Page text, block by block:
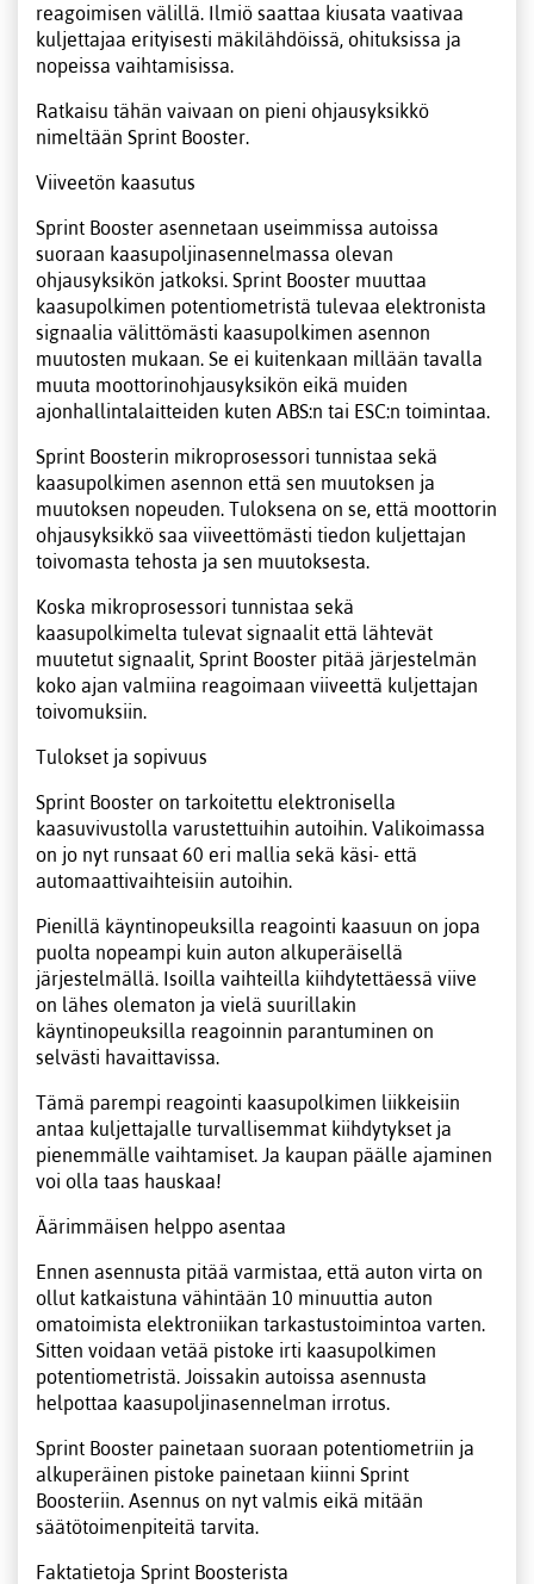
reagoimisen välillä. Ilmiö saattaa kiusata vaativaa
kuljettajaa erityisesti mäkilähdöissä, ohituksissa ja
nopeissa vaihtamisissa.
Ratkaisu tähän vaivaan on pieni ohjausyksikkö
nimeltään Sprint Booster.
Viiveetön kaasutus
Sprint Booster asennetaan useimmissa autoissa
suoraan kaasupoljinasennelmassa olevan
ohjausyksikön jatkoksi. Sprint Booster muuttaa
kaasupolkimen potentiometristä tulevaa elektronista
signaalia välittömästi kaasupolkimen asennon
muutosten mukaan. Se ei kuitenkaan millään tavalla
muuta moottorinohjausyksikön eikä muiden
ajonhallintalaitteiden kuten ABS:n tai ESC:n toimintaa.
Sprint Boosterin mikroprosessori tunnistaa sekä
kaasupolkimen asennon että sen muutoksen ja
muutoksen nopeuden. Tuloksena on se, että moottorin
ohjausyksikkö saa viiveettömästi tiedon kuljettajan
toivomasta tehosta ja sen muutoksesta.
Koska mikroprosessori tunnistaa sekä
kaasupolkimelta tulevat signaalit että lähtevät
muutetut signaalit, Sprint Booster pitää järjestelmän
koko ajan valmiina reagoimaan viiveettä kuljettajan
toivomuksiin.
Tulokset ja sopivuus
Sprint Booster on tarkoitettu elektronisella
kaasuvivustolla varustettuihin autoihin. Valikoimassa
on jo nyt runsaat 60 eri mallia sekä käsi- että
automaattivaihteisiin autoihin.
Pienillä käyntinopeuksilla reagointi kaasuun on jopa
puolta nopeampi kuin auton alkuperäisellä
järjestelmällä. Isoilla vaihteilla kiihdytettäessä viive
on lähes olematon ja vielä suurillakin
käyntinopeuksilla reagoinnin parantuminen on
selvästi havaittavissa.
Tämä parempi reagointi kaasupolkimen liikkeisiin
antaa kuljettajalle turvallisemmat kiihdytykset ja
pienemmälle vaihtamiset. Ja kaupan päälle ajaminen
voi olla taas hauskaa!
Äärimmäisen helppo asentaa
Ennen asennusta pitää varmistaa, että auton virta on
ollut katkaistuna vähintään 10 minuuttia auton
omatoimista elektroniikan tarkastustoimintoa varten.
Sitten voidaan vetää pistoke irti kaasupolkimen
potentiometristä. Joissakin autoissa asennusta
helpottaa kaasupoljinasennelman irrotus.
Sprint Booster painetaan suoraan potentiometriin ja
alkuperäinen pistoke painetaan kiinni Sprint
Boosteriin. Asennus on nyt valmis eikä mitään
säätötoimenpiteitä tarvita.
Faktatietoja Sprint Boosterista